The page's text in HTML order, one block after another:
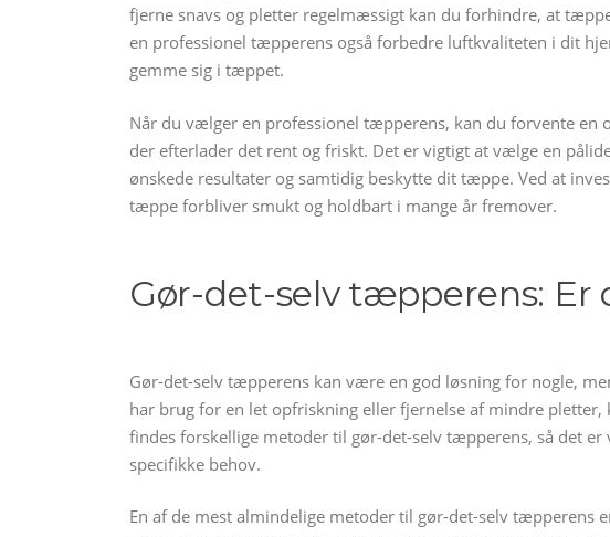
fjerne snavs og pletter regelmæssigt kan du forhindre, at
en professionel tæpperens også forbedre luftkvaliteten i dit
gemme sig i tæppet.
Når du vælger en professionel tæpperens, kan du forvente en
der efterlader det rent og friskt. Det er vigtigt at vælge en
ønskede resultater og samtidig beskytte dit tæppe. Ved at
tæppe forbliver smukt og holdbart i mange år fremover.
Gør-det-selv tæpperens: Er
Gør-det-selv tæpperens kan være en god løsning for nogle,
har brug for en let opfriskning eller fjernelse af mindre
findes forskellige metoder til gør-det-selv tæpperens, så det
specifikke behov.
En af de mest almindelige metoder til gør-det-selv tæpperens